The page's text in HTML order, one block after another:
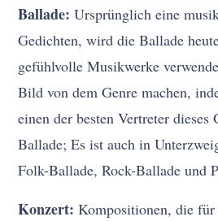
Ballade: Ursprünglich eine
Gedichten, wird die Ballade
gefühlvolle Musikwerke
Bild von dem Genre machen,
einen der besten Vertreter
Ballade; Es ist auch in
Folk-Ballade, Rock-Ballade und
Konzert: Kompositionen, die für